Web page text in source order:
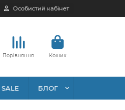
Особистий кабінет
Порівняння Кошик
SALE БЛОГ